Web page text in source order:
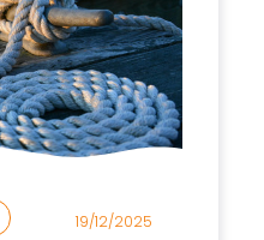
19/12/2025